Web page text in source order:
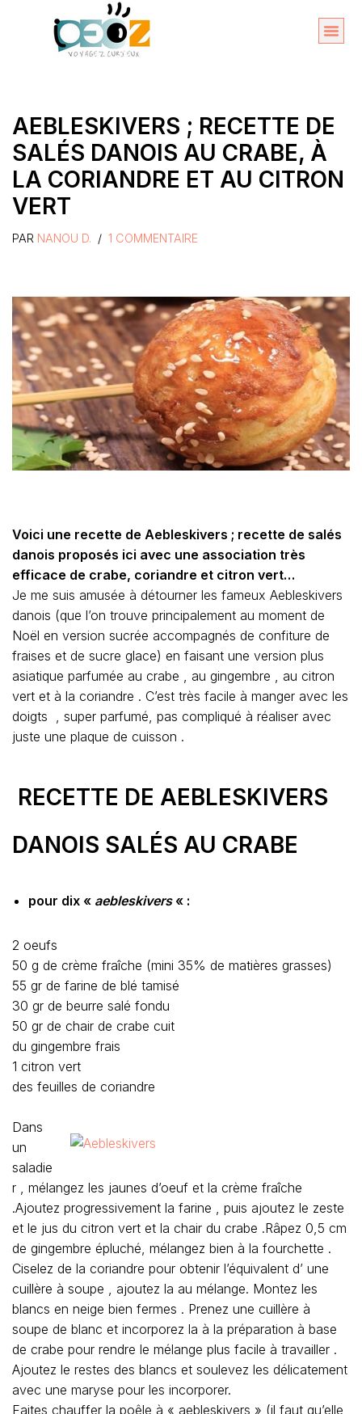
AEBLESKIVERS ; RECETTE DE
SALÉS DANOIS AU CRABE, À
LA CORIANDRE ET AU CITRON
VERT
PAR NANOU D. 1 COMMENTAIRE
Voici une recette de Aebleskivers ; recette de salés
danois proposés ici avec une association très
efficace de crabe, coriandre et citron vert…
Je me suis amusée à détourner les fameux Aebleskivers
danois (que l’on trouve principalement au moment de
Noël en version sucrée accompagnés de confiture de
fraises et de sucre glace) en faisant une version plus
asiatique parfumée au crabe , au gingembre , au citron
vert et à la coriandre . C’est très facile à manger avec les
doigts , super parfumé, pas compliqué à réaliser avec
juste une plaque de cuisson .
RECETTE DE AEBLESKIVERS
DANOIS SALÉS AU CRABE
pour dix « aebleskivers« :
2 oeufs
50 g de crème fraîche (mini 35% de matières grasses)
55 gr de farine de blé tamisé
30 gr de beurre salé fondu
50 gr de chair de crabe cuit
du gingembre frais
1 citron vert
des feuilles de coriandre
Dans
un
saladie
r , mélangez les jaunes d’oeuf et la crème fraîche
.Ajoutez progressivement la farine , puis ajoutez le zeste
et le jus du citron vert et la chair du crabe .Râpez 0,5 cm
de gingembre épluché, mélangez bien à la fourchette .
Ciselez de la coriandre pour obtenir l’équivalent d’ une
cuillère à soupe , ajoutez la au mélange. Montez les
blancs en neige bien fermes . Prenez une cuillère à
soupe de blanc et incorporez la à la préparation à base
de crabe pour rendre le mélange plus facile à travailler .
Ajoutez le restes des blancs et soulevez les délicatement
avec une maryse pour les incorporer.
Faites chauffer la poêle à « aebleskivers » (il faut qu’elle